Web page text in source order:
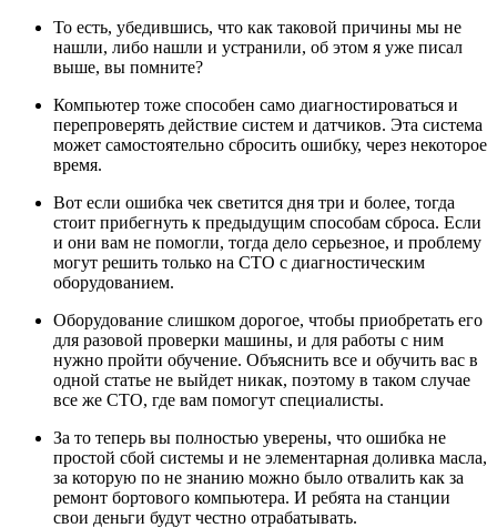
То есть, убедившись, что как таковой причины мы не
нашли, либо нашли и устранили, об этом я уже писал
выше, вы помните?
Компьютер тоже способен само диагностироваться и
перепроверять действие систем и датчиков. Эта система
может самостоятельно сбросить ошибку, через некоторое
время.
Вот если ошибка чек светится дня три и более, тогда
стоит прибегнуть к предыдущим способам сброса. Если
и они вам не помогли, тогда дело серьезное, и проблему
могут решить только на СТО с диагностическим
оборудованием.
Оборудование слишком дорогое, чтобы приобретать его
для разовой проверки машины, и для работы с ним
нужно пройти обучение. Объяснить все и обучить вас в
одной статье не выйдет никак, поэтому в таком случае
все же СТО, где вам помогут специалисты.
За то теперь вы полностью уверены, что ошибка не
простой сбой системы и не элементарная доливка масла,
за которую по не знанию можно было отвалить как за
ремонт бортового компьютера. И ребята на станции
свои деньги будут честно отрабатывать.